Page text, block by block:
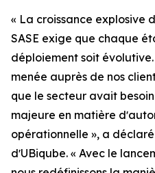
« La croissance explosive
SASE exige que chaque
déploiement soit
menée auprès de nos
que le secteur avait
majeure en matière
opérationnelle », a
dʼUBiqube. « Avec le